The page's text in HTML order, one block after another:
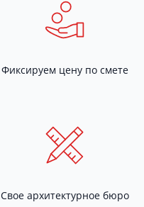
Фиксируем цену по смете
Свое архитектурное бюро